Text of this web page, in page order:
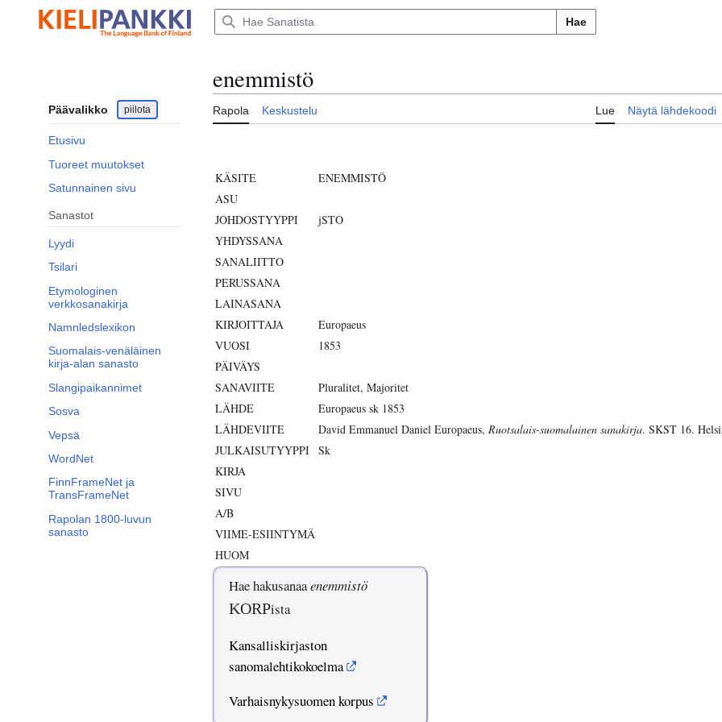
sisältöön
Hae
Päävalikko piilota
Etusivu
Tuoreet muutokset
Satunnainen sivu
Sanastot
Lyydi
Tsilari
Etymologinen
verkkosanakirja
Namnledslexikon
Suomalais-venäläinen
kirja-alan sanasto
Slangipaikannimet
Sosva
Vepsä
WordNet
FinnFrameNet ja
TransFrameNet
Rapolan 1800-luvun
sanasto
enemmistö
Rapola Keskustelu Lue Näytä lähdekoodi
KÄSITE
ENEMMISTÖ
ASU
JOHDOSTYYPPI
jSTO
YHDYSSANA
SANALIITTO
PERUSSANA
LAINASANA
KIRJOITTAJA
Europaeus
VUOSI
1853
PÄIVÄYS
SANAVIITE
Pluralitet, Majoritet
LÄHDE
Europaeus sk 1853
LÄHDEVIITE
David Emmanuel Daniel Europaeus, Ruotsalais-suomalainen sanakirja. SKST 16.
JULKAISUTYYPPI Sk
KIRJA
SIVU
A/B
VIIME-ESIINTYMÄ
HUOM
Hae hakusanaaenemmistö
KORPista
Kansalliskirjaston
sanomalehtikokoelma
Varhaisnykysuomen korpus